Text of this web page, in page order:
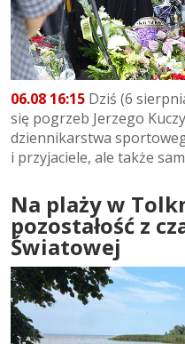
06.08 16:15 Dziś (6
się pogrzeb Jerzego
dziennikarstwa
i przyjaciele, ale także
Na plaży w
pozostałość z
Światowej